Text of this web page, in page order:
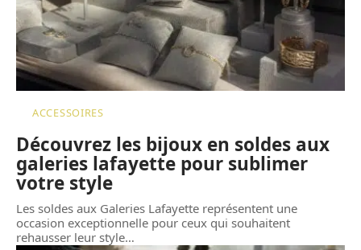
ACCESSOIRES
Découvrez les bijoux en soldes aux
galeries lafayette pour sublimer
votre style
Les soldes aux Galeries Lafayette représentent une
occasion exceptionnelle pour ceux qui souhaitent
rehausser leur style…